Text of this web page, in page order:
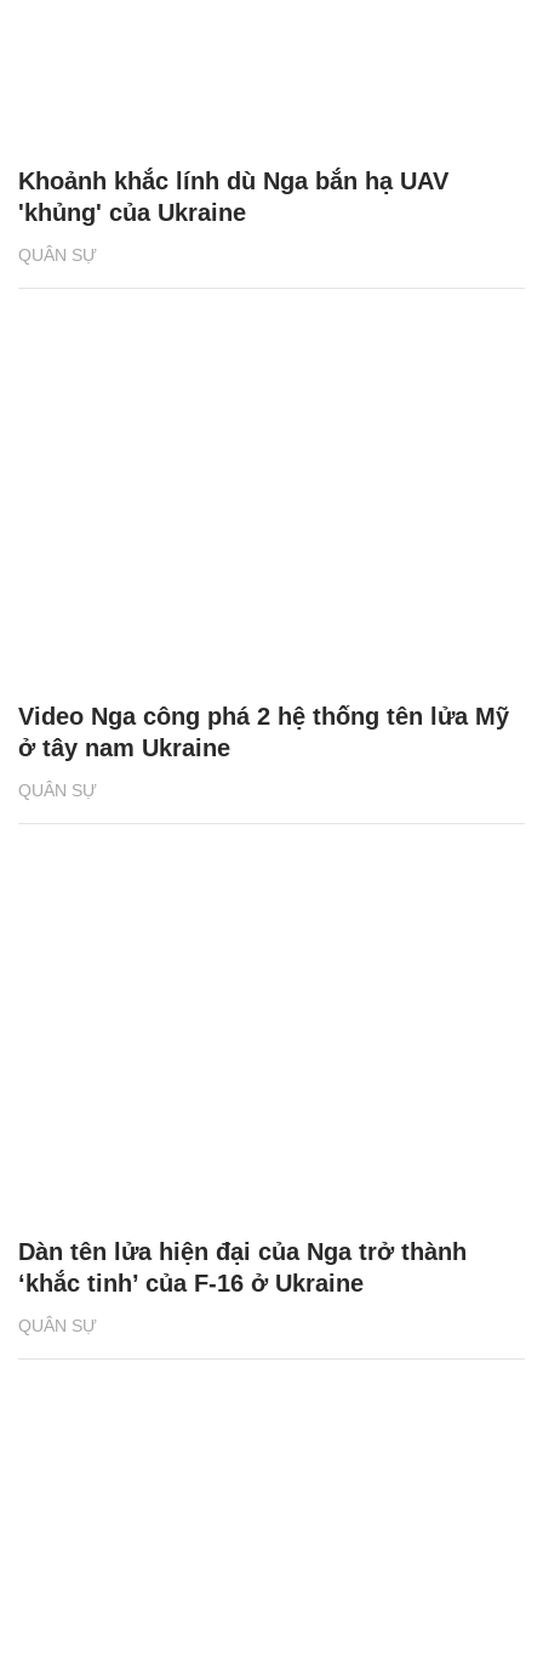
QUÂN SỰ
Khoảnh khắc lính dù Nga bắn hạ UAV
'khủng' của Ukraine
QUÂN SỰ
Video Nga công phá 2 hệ thống tên lửa Mỹ
ở tây nam Ukraine
QUÂN SỰ
Dàn tên lửa hiện đại của Nga trở thành
‘khắc tinh’ của F-16 ở Ukraine